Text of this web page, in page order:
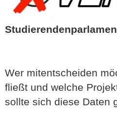
Wer mitentscheiden
fließt und welche
sollte sich diese Daten